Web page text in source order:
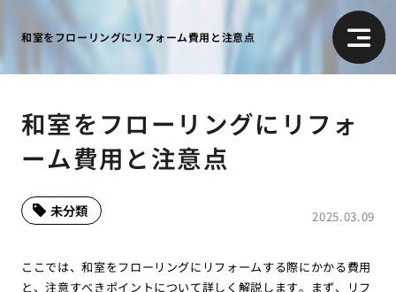
和室をフローリングにリフォーム費用と注意点
和室をフローリングにリフォ
ーム費用と注意点
2025.03.09
未分類
ここでは、和室をフローリングにリフォームする際にかかる費用
と、注意すべきポイントについて詳しく解説します。まず、リフ